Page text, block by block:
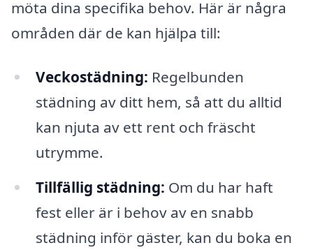
möta dina specifika behov. Här är några
områden där de kan hjälpa till:
Veckostädning: Regelbunden
städning av ditt hem, så att du alltid
kan njuta av ett rent och fräscht
utrymme.
Tillfällig städning: Om du har haft
fest eller är i behov av en snabb
städning inför gäster, kan du boka en